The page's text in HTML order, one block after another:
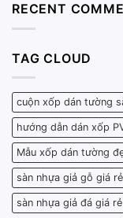
RECENT
TAG CLOUD
cuộn xốp dán tường
hướng dẫn dán xốp
Mẫu xốp dán tường
sàn nhựa giả gỗ giá rẻ
sàn nhựa giả đá giá rẻ